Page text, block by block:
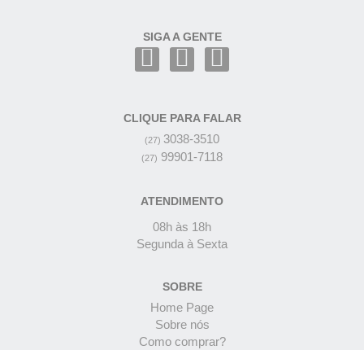
SIGA A GENTE
CLIQUE PARA FALAR
(27) 3038-3510
(27) 99901-7118
ATENDIMENTO
08h às 18h
Segunda à Sexta
SOBRE
Home Page
Sobre nós
Como comprar?